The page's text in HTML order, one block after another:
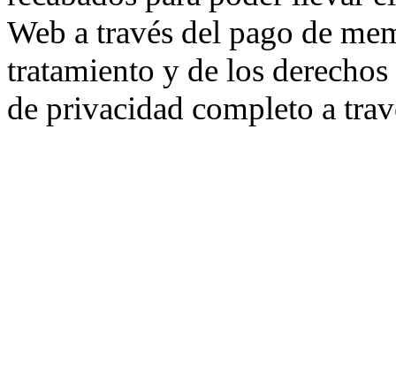
Web a través del pago de
tratamiento y de los
de privacidad completo a